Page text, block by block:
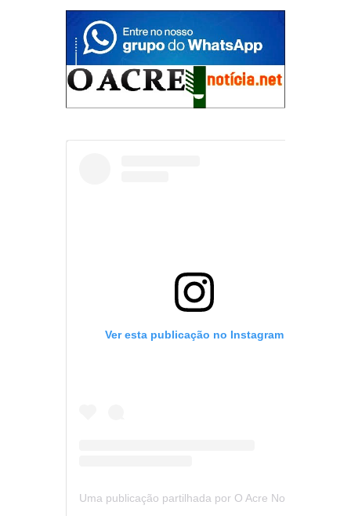
Ver esta publicação no Instagram